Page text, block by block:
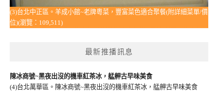
(3)台北中正區。羊成小館~老牌粵菜，豐富菜色適合聚餐(附詳細菜單/價
位)(瀏覽：109,511)
最新推播訊息
陳冰商號~黑夜出沒的機車紅茶冰，艋舺古早味美食
(4)台北萬華區。陳冰商號~黑夜出沒的機車紅茶冰，艋舺古早味美食